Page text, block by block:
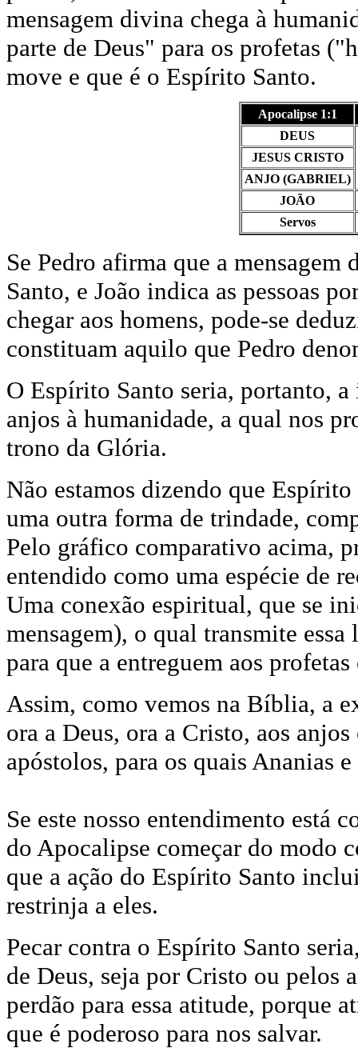
mensagem divina chega à
parte de Deus" para os profetas
move e que é o Espírito Santo.
Apocalipse 1:1
DEUS
JESUS CRISTO
ANJO (GABRIEL)
JOÃO
Servos
Se Pedro afirma que a
Santo, e João indica as pessoas
chegar aos homens, pode-se
constituam aquilo que Pedro
O Espírito Santo seria, portanto,
anjos à humanidade, a qual nos
trono da Glória.
Não estamos dizendo que Espírito
uma outra forma de trindade,
Pelo gráfico comparativo acima,
entendido como uma espécie de
Uma conexão espiritual, que se
mensagem), o qual transmite
para que a entreguem aos
Assim, como vemos na Bíblia, a
ora a Deus, ora a Cristo, aos
apóstolos, para os quais Ananias
Se este nosso entendimento está
do Apocalipse começar do modo
que a ação do Espírito Santo
restrinja a eles.
Pecar contra o Espírito Santo
de Deus, seja por Cristo ou pelos
perdão para essa atitude, porque
que é poderoso para nos salvar.